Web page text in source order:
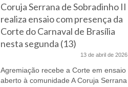
Coruja Serrana de Sobradinho II
realiza ensaio com presença da
Corte do Carnaval de Brasília
nesta segunda (13)
13 de abril de 2026
Agremiação recebe a Corte em ensaio
aberto à comunidade A Coruja Serrana